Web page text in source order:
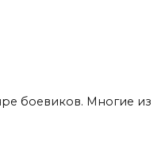
боевиков. Многие из